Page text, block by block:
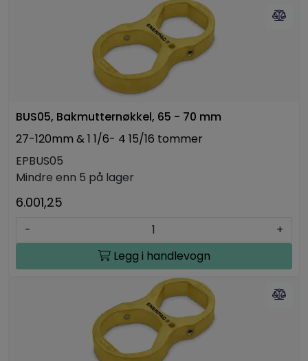
BUS05, Bakmutternøkkel, 65 - 70 mm
27-120mm & 1 1/6- 4 15/16 tommer
EPBUS05
Mindre enn 5 på lager
6.001,25
-
+
Legg i handlevogn